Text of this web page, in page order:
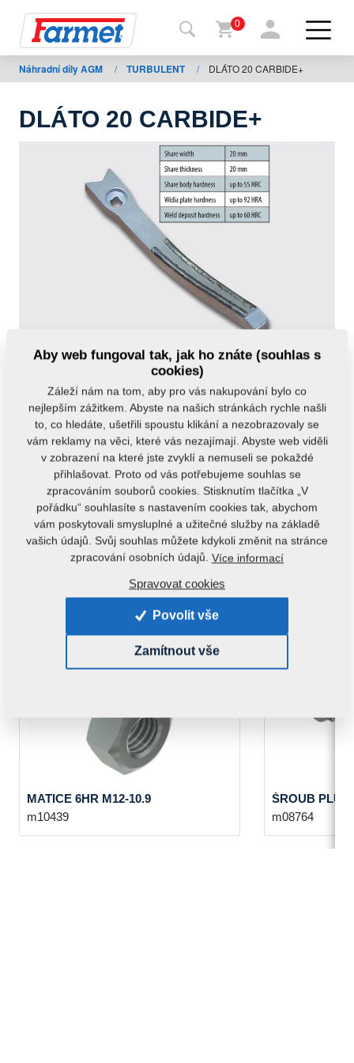
Zpět
na
0
Náhradní díly AGM / TURBULENT / DLÁTO 20 CARBIDE+
DLÁTO 20 CARBIDE+
Kód produktu: 4010048
Tento díl je použitelný i pro následující stroje:
TURBULENT DUOLENT TRIOLENT
Hmotnost: 1,6100 kg
Doporučujeme k tomuto produktu
zakoupit:
MATICE 6HR M12-10.9
m10439
ŠROUB
m08764
Aby web fungoval tak, jak ho znáte (souhlas s
cookies)
Záleží nám na tom, aby pro vás nakupování bylo co
nejlepším zážitkem. Abyste na našich stránkách rychle našli
to, co hledáte, ušetřili spoustu klikání a nezobrazovaly se
vám reklamy na věci, které vás nezajímají. Abyste web viděli
v zobrazení na které jste zvyklí a nemuseli se pokaždé
přihlašovat. Proto od vás potřebujeme souhlas se
zpracováním souborů cookies. Stisknutím tlačítka „V
pořádku“ souhlasíte s nastavením cookies tak, abychom
vám poskytovali smysluplné a užitečné služby na základě
vašich údajů. Svůj souhlas můžete kdykoli změnit na stránce
zpracování osobních údajů. Více informací
Spravovat cookies
Povolit vše
Zamítnout vše